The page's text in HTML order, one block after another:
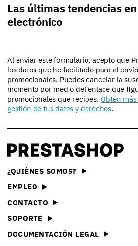
Las últimas tendencias
electrónico
Al enviar este formulario, acepto que
los datos que he facilitado para el
promocionales. Puedes cancelar la
momento por medio del enlace que
promocionales que recibes. Obtén
gestión de tus datos y derechos.
¿QUIÉNES SOMOS?
EMPLEO
CONTACTO
SOPORTE
DOCUMENTACIÓN LEGAL